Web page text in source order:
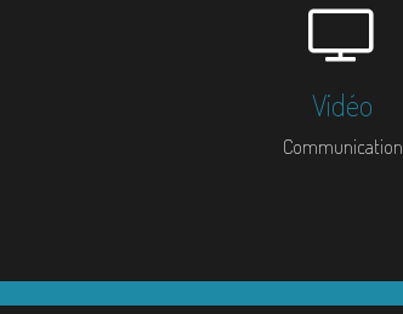
Vidéo
Communication